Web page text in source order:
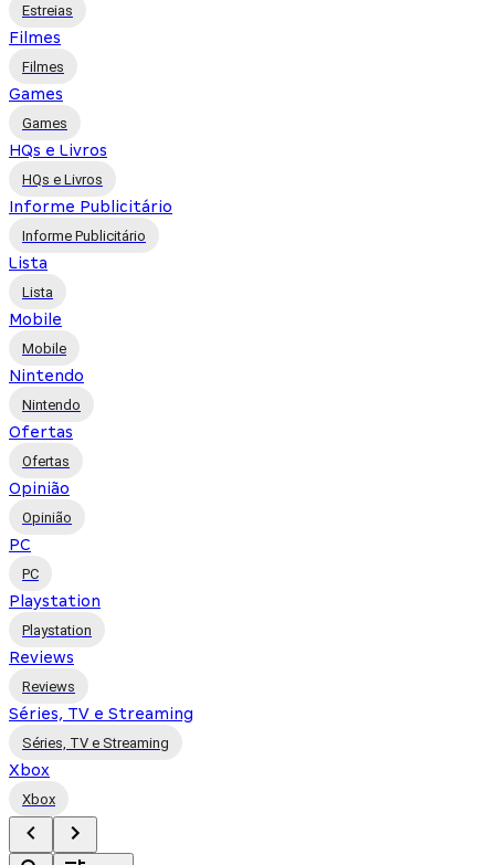
Estreias
Filmes
Filmes
Games
Games
HQs e Livros
HQs e Livros
Informe Publicitário
Informe Publicitário
Lista
Lista
Mobile
Mobile
Nintendo
Nintendo
Ofertas
Ofertas
Opinião
Opinião
PC
PC
Playstation
Playstation
Reviews
Reviews
Séries, TV e Streaming
Séries, TV e Streaming
Xbox
Xbox